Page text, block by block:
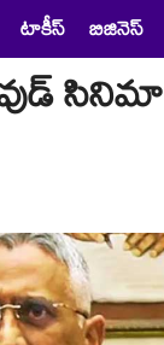
టాకీస్ బిజినెస్
సినిమా